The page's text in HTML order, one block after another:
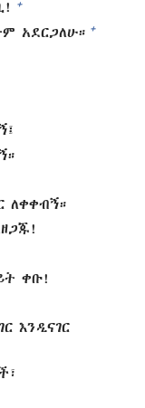
+
አደርጋለሁ። +
ለቀቀብኝ።
ቀቡ!
እንዲናገር